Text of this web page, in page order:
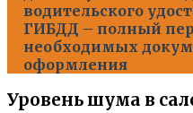
водительского
ГИБДД – полный
необходимых
оформления
Уровень шума в